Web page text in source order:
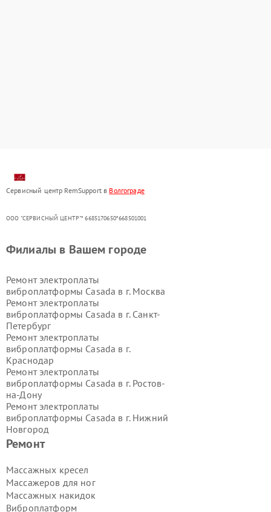
Сервисный центр RemSupport в Волгограде
ООО "СЕРВИСНЫЙ ЦЕНТР"* 6685170650*668501001
Ремонт
Массажных кресел
Массажеров для ног
Массажных накидок
Виброплатформ
Филиалы в Вашем городе
Ремонт электроплаты
виброплатформы Casada в г. Москва
Ремонт электроплаты
виброплатформы Casada в г. Санкт-
Петербург
Ремонт электроплаты
виброплатформы Casada в г.
Краснодар
Ремонт электроплаты
виброплатформы Casada в г. Ростов-
на-Дону
Ремонт электроплаты
виброплатформы Casada в г. Нижний
Новгород
Ремонт электроплаты
Новосибирск
Ремонт электроплаты
виброплатформы Casada в г.
Екатеринбург
Ремонт электроплаты